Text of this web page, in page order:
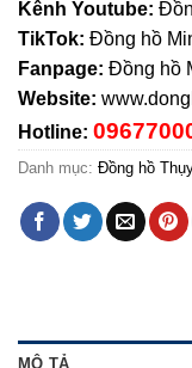
Kênh Youtube:
TikTok: Đồng hồ
Fanpage: Đồng hồ
Website:
Hotline:
Danh mục: Đồng hồ
MÔ TẢ